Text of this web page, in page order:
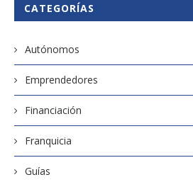
CATEGORÍAS
Autónomos
Emprendedores
Financiación
Franquicia
Guías